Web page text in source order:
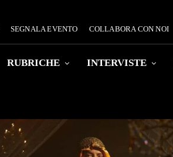
SEGNALA EVENTO COLLABORA CON NOI
RUBRICHE INTERVISTE